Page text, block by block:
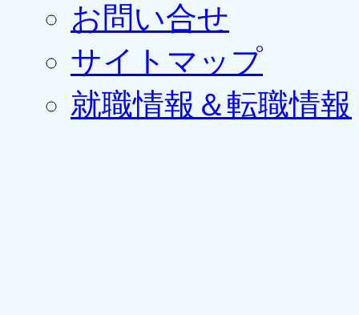
お問い合せ
サイトマップ
就職情報＆転職情報